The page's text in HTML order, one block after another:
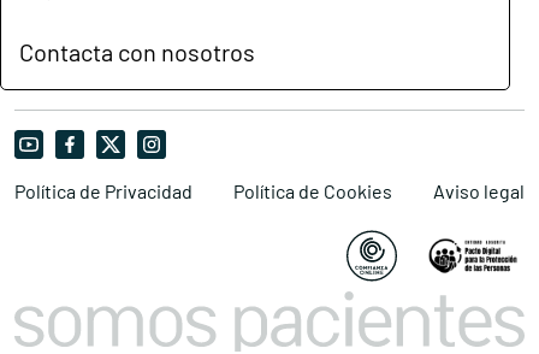
Contacta con nosotros
Política de Privacidad Política de Cookies Aviso legal